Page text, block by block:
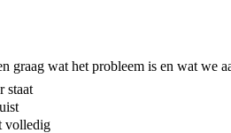
graag wat het probleem is en wat we
staat
volledig